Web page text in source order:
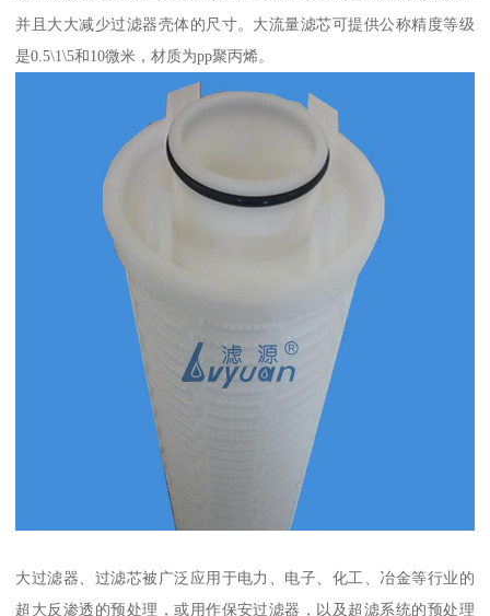
并且大大减少过滤器壳体的尺寸。大流量滤芯可提供公称精度等级
是0.5\1\5和10微米，材质为pp聚丙烯。
大过滤器、过滤芯被广泛应用于电力、电子、化工、冶金等行业的
超大反渗透的预处理，或用作保安过滤器，以及超滤系统的预处理